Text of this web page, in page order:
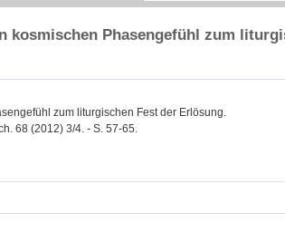
kosmischen Phasengefühl zum
zum liturgischen Fest der Erlösung.
68 (2012) 3/4. - S. 57-65.